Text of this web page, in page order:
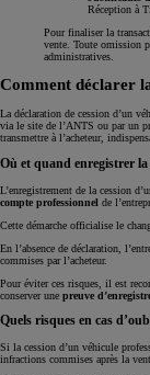
Réception à
Pour finaliser la
vente. Toute omission
administratives.
Comment déclarer
La déclaration de cession d’un
via le site de l’ANTS ou par un
transmettre à l’acheteur,
Où et quand enregistrer
L’enregistrement de la cession
compte professionnel de
Cette démarche officialise le
En l’absence de déclaration,
commises par l’acheteur.
Pour éviter ces risques, il est
conserver une preuve
Quels risques en cas
Si la cession d’un véhicule
infractions commises après la